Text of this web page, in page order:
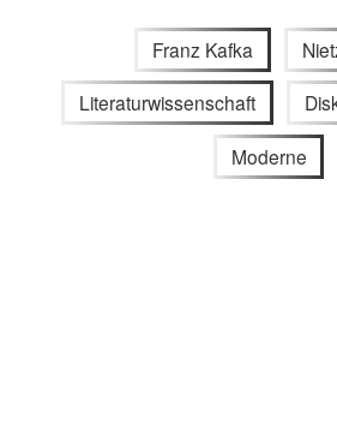
Franz Kafka
Literaturwissenschaft
Moderne